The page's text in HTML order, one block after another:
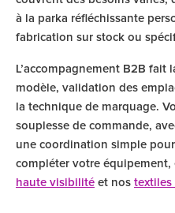
à la parka réfléchissante
fabrication sur stock ou
L’accompagnement B2B fait
modèle, validation des
la technique de marquage.
souplesse de commande,
une coordination simple
compléter votre équipement,
haute visibilité et nos textiles